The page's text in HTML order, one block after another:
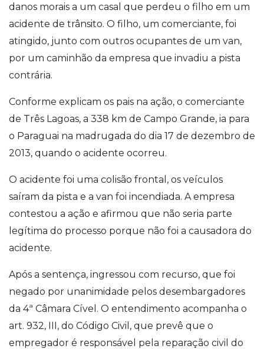
danos morais a um casal que perdeu o filho em um
acidente de trânsito. O filho, um comerciante, foi
atingido, junto com outros ocupantes de um van,
por um caminhão da empresa que invadiu a pista
contrária.
Conforme explicam os pais na ação, o comerciante
de Três Lagoas, a 338 km de Campo Grande, ia para
o Paraguai na madrugada do dia 17 de dezembro de
2013, quando o acidente ocorreu.
O acidente foi uma colisão frontal, os veículos
saíram da pista e a van foi incendiada. A empresa
contestou a ação e afirmou que não seria parte
legítima do processo porque não foi a causadora do
acidente.
Após a sentença, ingressou com recurso, que foi
negado por unanimidade pelos desembargadores
da 4ª Câmara Cível. O entendimento acompanha o
art. 932, III, do Código Civil, que prevê que o
empregador é responsável pela reparação civil do